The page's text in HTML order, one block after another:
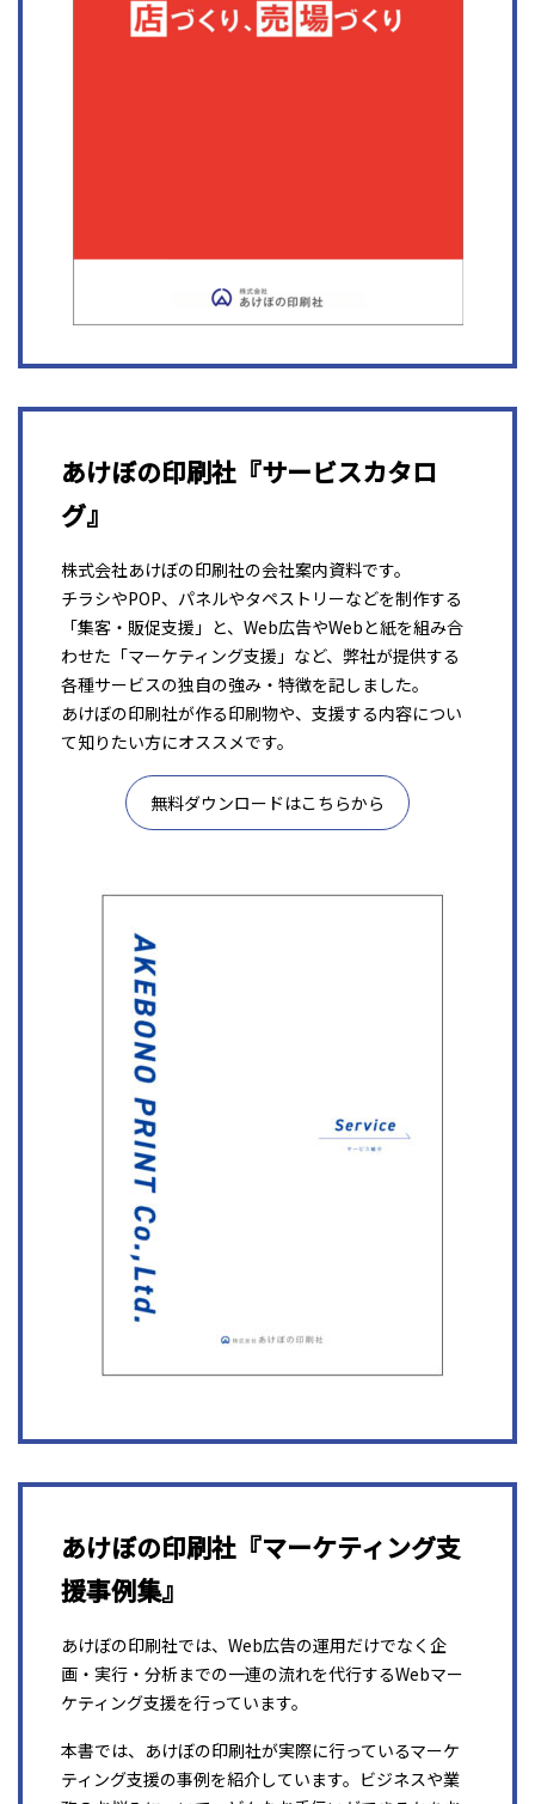
あけぼの印刷社『サービスカタロ
グ』
株式会社あけぼの印刷社の会社案内資料です。
チラシやPOP、パネルやタペストリーなどを制作する
「集客・販促支援」と、Web広告やWebと紙を組み合
わせた「マーケティング支援」など、弊社が提供する
各種サービスの独自の強み・特徴を記しました。
あけぼの印刷社が作る印刷物や、支援する内容につい
て知りたい方にオススメです。
無料ダウンロードはこちらから
あけぼの印刷社『マーケティング支
援事例集』
あけぼの印刷社では、Web広告の運用だけでなく企
画・実行・分析までの一連の流れを代行するWebマー
ケティング支援を行っています。
本書では、あけぼの印刷社が実際に行っているマーケ
ティング支援の事例を紹介しています。ビジネスや業